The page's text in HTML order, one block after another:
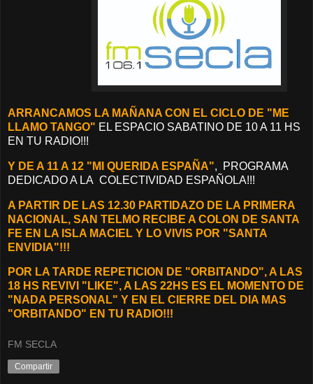
ARRANCAMOS LA MAÑANA CON EL CICLO DE "ME
LLAMO TANGO" EL ESPACIO SABATINO DE 10 A 11 HS
EN TU RADIO!!!
Y DE A 11 A 12 "MI QUERIDA ESPAÑA", PROGRAMA
DEDICADO A LA COLECTIVIDAD ESPAÑOLA!!!
A PARTIR DE LAS 12.30 PARTIDAZO DE LA PRIMERA
NACIONAL, SAN TELMO RECIBE A COLON DE SANTA
FE EN LA ISLA MACIEL Y LO VIVIS POR "SANTA
ENVIDIA"!!!
POR LA TARDE REPETICION DE "ORBITANDO", A LAS
18 HS REVIVI "LIKE", A LAS 22HS ES EL MOMENTO DE
"NADA PERSONAL" Y EN EL CIERRE DEL DIA MAS
"ORBITANDO" EN TU RADIO!!!
FM SECLA
Compartir